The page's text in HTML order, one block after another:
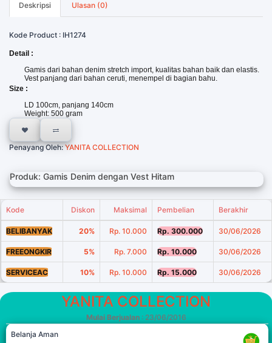
Deskripsi Ulasan (0)
Kode Product : IH1274
Detail :
Gamis dari bahan denim stretch import, kualitas bahan baik dan elastis.
Vest panjang dari bahan ceruti, menempel di bagian bahu.
Size :
LD 100cm, panjang 140cm
Weight: 500 gram
Penayang Oleh:YANITA COLLECTION
Produk: Gamis Denim dengan Vest Hitam
Kode Diskon Maksimal Pembelian Berakhir
BELIBANYAK 20% Rp. 10.000 Rp. 300.000 30/06/2026
FREEONGKIR 5% Rp. 7.000 Rp. 10.000 30/06/2026
SERVICEAC 10% Rp. 10.000 Rp. 15.000 30/06/2026
YANITA COLLECTION
Mulai Berjualan: 23/06/2016
Belanja Aman